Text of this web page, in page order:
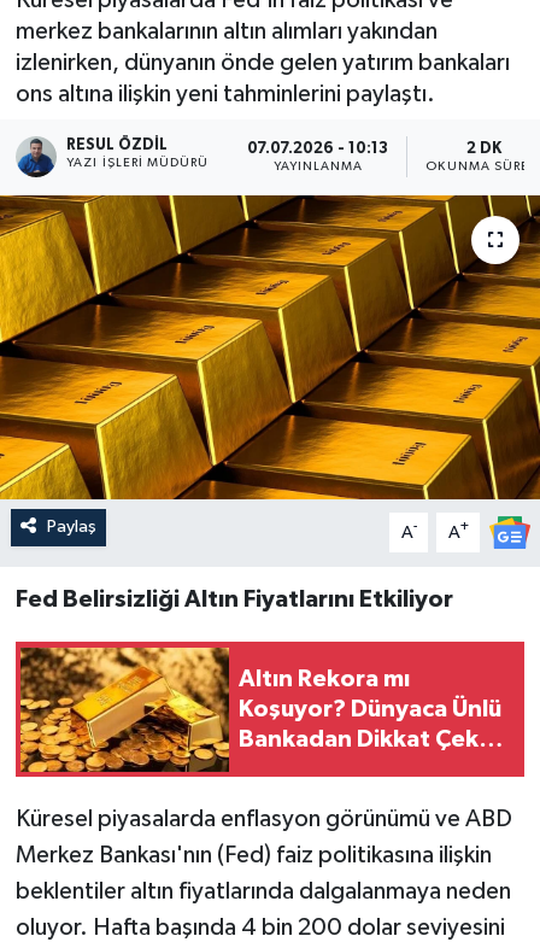
merkez bankalarının altın alımları yakından
izlenirken, dünyanın önde gelen yatırım bankaları
ons altına ilişkin yeni tahminlerini paylaştı.
RESUL ÖZDIL
YAZI İŞLERI MÜDÜRÜ
07.07.2026 - 10:13
YAYINLANMA
2 DK
OKUNMA
Paylaş A- A+
Fed Belirsizliği Altın Fiyatlarını Etkiliyor
Altın Rekora mı
Koşuyor? Dünyaca Ünlü
Bankadan Dikkat Çeken
Küresel piyasalarda enflasyon görünümü ve ABD
Merkez Bankası'nın (Fed) faiz politikasına ilişkin
beklentiler altın fiyatlarında dalgalanmaya neden
oluyor. Hafta başında 4 bin 200 dolar seviyesini